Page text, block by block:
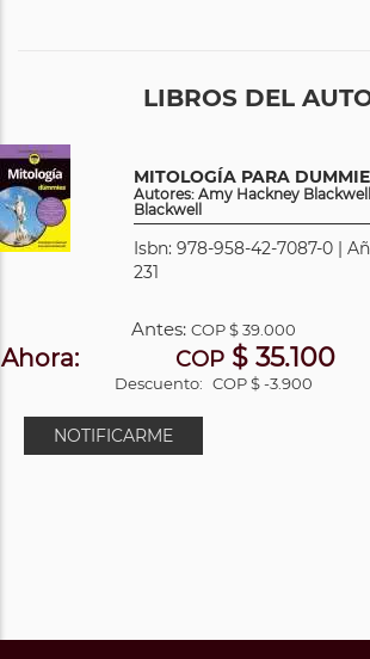
LIBROS DEL
MITOLOGÍA PARA
Autores: Amy Hackney
Blackwell
Isbn: 978-958-42-7087-0 |
231
Antes:COP$ 39.000
Ahora: COP $ 35.100
Descuento: COP $ -3.900
NOTIFICARME